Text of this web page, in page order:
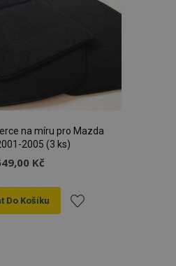
na míru pro Mazda
2005 (3 ks)
Kč
Do Košíku